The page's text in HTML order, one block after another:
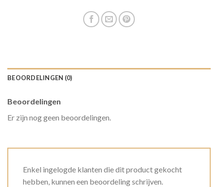
BEOORDELINGEN (0)
Beoordelingen
Er zijn nog geen beoordelingen.
Enkel ingelogde klanten die dit product gekocht
hebben, kunnen een beoordeling schrijven.